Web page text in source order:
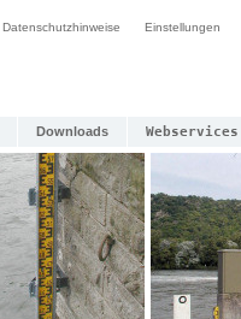
Datenschutzhinweise Einstellungen
Downloads Webservices